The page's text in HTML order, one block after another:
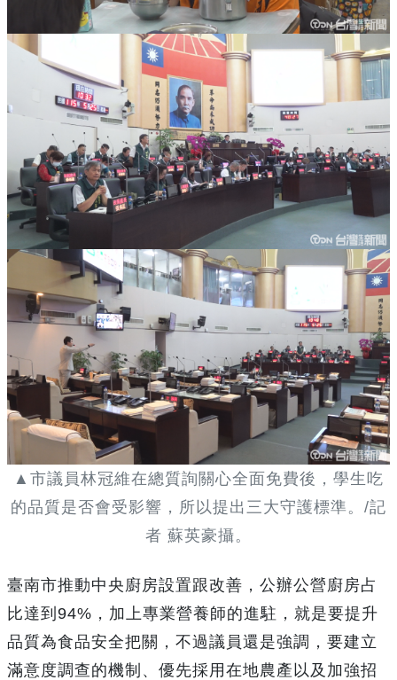
▲市議員林冠維在總質詢關心全面免費後，學生吃
的品質是否會受影響，所以提出三大守護標準。/記
者 蘇英豪攝。
臺南市推動中央廚房設置跟改善，公辦公營廚房占
比達到94%，加上專業營養師的進駐，就是要提升
品質為食品安全把關，不過議員還是強調，要建立
滿意度調查的機制、優先採用在地農產以及加強招